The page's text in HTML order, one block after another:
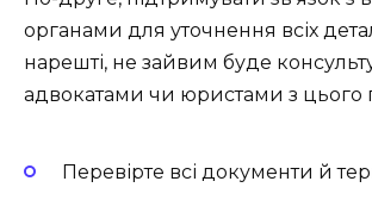
органами для уточнення всіх
нарешті, не зайвим буде
адвокатами чи юристами з цього
Перевірте всі документи й